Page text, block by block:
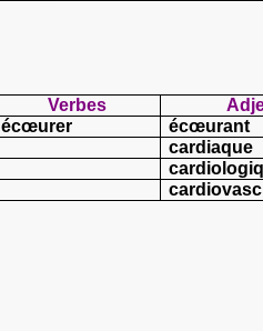
Verbes
écœurer
écœurant
cardiaque